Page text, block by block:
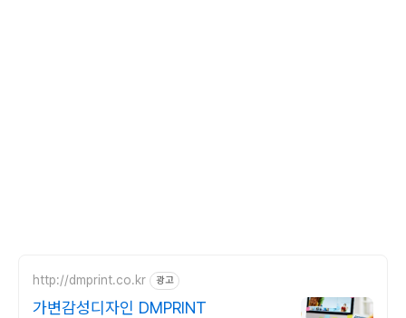
http://dmprint.co.kr 광고
가변감성디자인 DMPRINT